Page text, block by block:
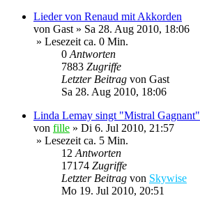
Lieder von Renaud mit Akkorden
von Gast» Sa 28. Aug 2010, 18:06
» Lesezeit ca. 0 Min.
0Antworten
7883 Zugriffe
Letzter Beitrag von Gast
Sa 28. Aug 2010, 18:06
Linda Lemay singt "Mistral Gagnant"
von fille » Di 6. Jul 2010, 21:57
» Lesezeit ca. 5 Min.
12Antworten
17174 Zugriffe
Letzter Beitrag von Skywise
Mo 19. Jul 2010, 20:51